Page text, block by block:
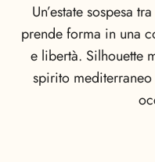
Un’estate sospesa
prende forma in una
e libertà. Silhouette
spirito